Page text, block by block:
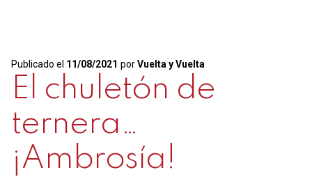
Publicado el 11/08/2021 porVuelta y Vuelta
El chuletón de
ternera…
¡Ambrosía!